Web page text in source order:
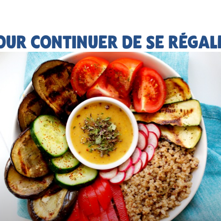
CONTINUER DE SE